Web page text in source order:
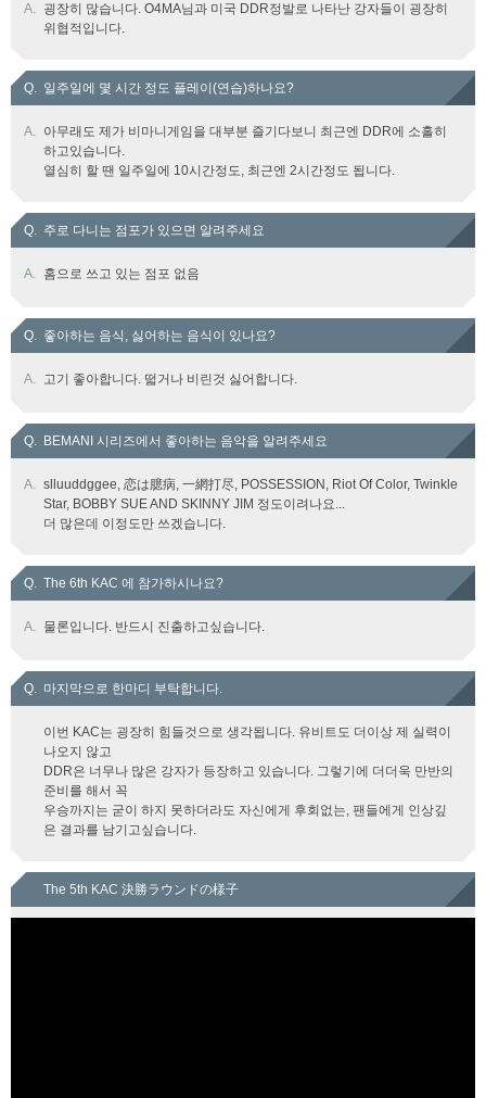
A. 굉장히 많습니다. O4MA님과 미국 DDR정발로 나타난 강자들이 굉장히
위협적입니다.
Q. 일주일에 몇 시간 정도 플레이(연습)하나요?
A. 아무래도 제가 비마니게임을 대부분 즐기다보니 최근엔 DDR에 소홀히
하고있습니다.
열심히 할 땐 일주일에 10시간정도, 최근엔 2시간정도 됩니다.
Q. 주로 다니는 점포가 있으면 알려주세요
A. 홈으로 쓰고 있는 점포 없음
Q. 좋아하는 음식, 싫어하는 음식이 있나요?
A. 고기 좋아합니다. 떫거나 비린것 싫어합니다.
Q. BEMANI 시리즈에서 좋아하는 음악을 알려주세요
A. slluuddggee, 恋は臆病, 一網打尽, POSSESSION, Riot Of Color, Twinkle
Star, BOBBY SUE AND SKINNY JIM 정도이려나요...
더 많은데 이정도만 쓰겠습니다.
Q. The 6th KAC 에 참가하시나요?
A. 물론입니다. 반드시 진출하고싶습니다.
Q. 마지막으로 한마디 부탁합니다.
이번 KAC는 굉장히 힘들것으로 생각됩니다. 유비트도 더이상 제 실력이
나오지 않고
DDR은 너무나 많은 강자가 등장하고 있습니다. 그렇기에 더더욱 만반의
준비를 해서 꼭
우승까지는 굳이 하지 못하더라도 자신에게 후회없는, 팬들에게 인상깊
은 결과를 남기고싶습니다.
The 5th KAC 決勝ラウンドの様子